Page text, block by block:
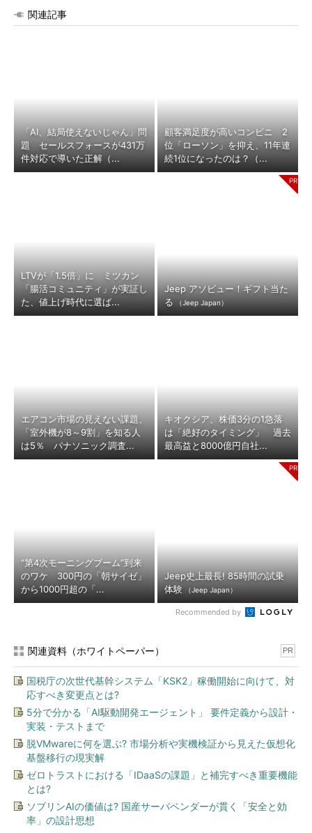
関連記事
「AI、結局使えないじゃん」問
題 セールスフォースが431万
件対応で導いた正解（...
顧客満足度が高いコンビニ 2
位「ローソン」を抑え、11年連
続1位になったのは？（...
LTVが「1.5倍」に ミツカン
「腸活コミュニティ」が実証し
た、値上げ時代に選ば...
Jeep アソビュー！ギフト当た
る
（Jeep Japan）
エアコン市場の見えない課題、
「室外機が8～9割」を知る人
は5％ パナソニック調査...
キオクシア、株価3分の1急落
は「絶好のタイミング」 過去
最高益と8000億円自社...
“第4次モーニングブーム”到来
のワケ 300円の「朝サイゼ」
から1000円超の「...
Jeep史上最長! 85時間の試乗
体験
（Jeep Japan）
Recommended by
関連資料（ホワイトペーパー） PR
国税庁の次世代基幹システム「KSK2」稼働開始に向けて、対
応すべき変更点とは?
5分で分かる「AI駆動開発エージェント」 要件定義から設計・
実装・テストまで
脱VMwareに何を選ぶ? 市場分析や実機検証から見えた仮想化
基盤移行の現実解
ゼロトラストにおける「IDaaSの課題」と補完すべき重要機能
とは?
ソブリンAIの価値は? 国産サーバベンダーが貫く「安全と効
率」の設計思想